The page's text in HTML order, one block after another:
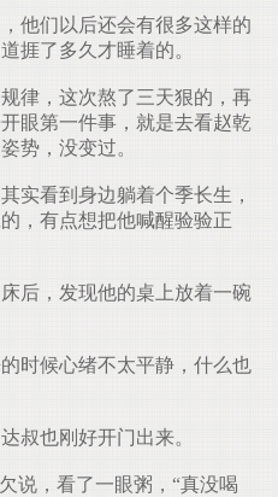
他们以后还会有很多这样的
捱了多久才睡着的。
律，这次熬了三天狠的，再
眼第一件事，就是去看赵乾
势，没变过。
实看到身边躺着个季长生，
，有点想把他喊醒验验正
后，发现他的桌上放着一碗
时候心绪不太平静，什么也
叔也刚好开门出来。
说，看了一眼粥，“真没喝